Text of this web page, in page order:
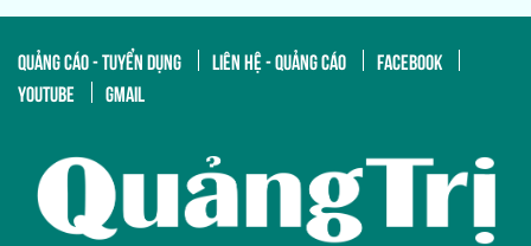
QUẢNG CÁO - TUYỂN DỤNG LIÊN HỆ - QUẢNG CÁO
FACEBOOK
YOUTUBE
GMAIL